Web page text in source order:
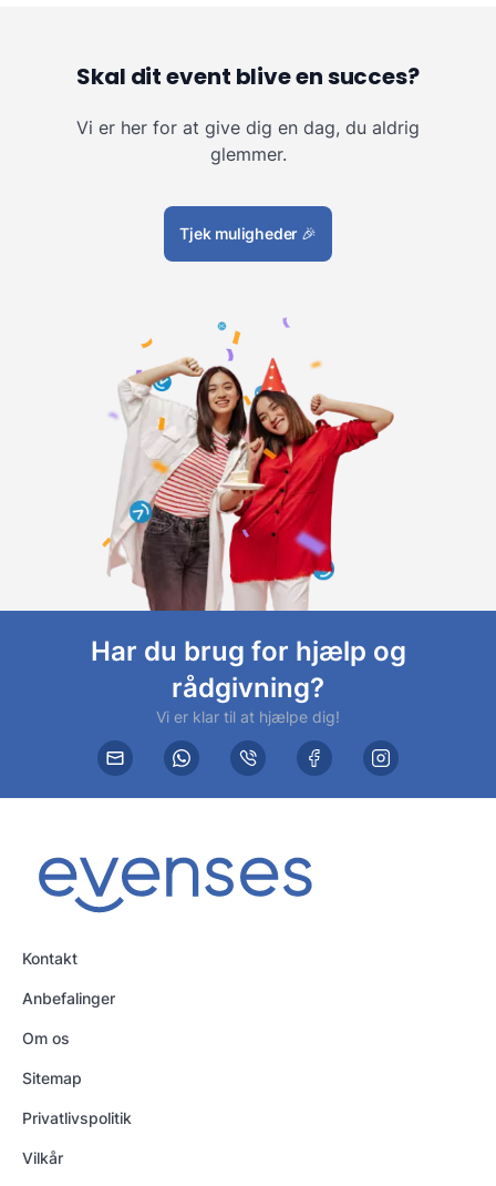
Skal dit event blive en succes?
Vi er her for at give dig en dag, du aldrig
glemmer.
Tjek muligheder 🎉
Har du brug for hjælp og
rådgivning?
Vi er klar til at hjælpe dig!
Kontakt
Anbefalinger
Om os
Sitemap
Privatlivspolitik
Vilkår